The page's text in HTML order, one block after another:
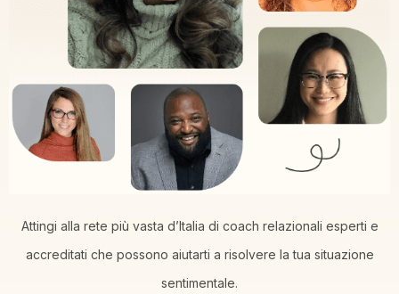
Attingi alla rete più vasta d’Italia di coach relazionali esperti e
accreditati che possono aiutarti a risolvere la tua situazione
sentimentale.